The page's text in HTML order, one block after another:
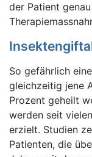
der Patient
So gefährlich
gleichzeitig jene
Prozent geheilt
werden seit
erzielt. Studien
Patienten, die